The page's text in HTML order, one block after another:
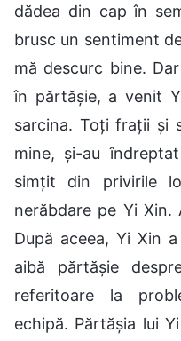
dădea din cap în
brusc un sentiment
mă descurc bine.
în părtășie, a venit
sarcina. Toți frații și
mine, și-au
simțit din privirile
nerăbdare pe Yi
După aceea, Yi Xin
aibă părtășie
referitoare la
echipă. Părtășia lui